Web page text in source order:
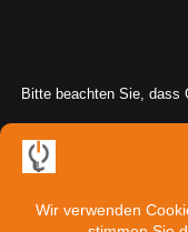
Bitte beachten Sie, dass
aktuell oder